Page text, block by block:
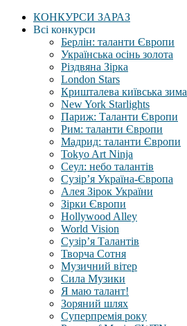
КОНКУРСИ ЗАРАЗ
Всі конкурси
Берлін: таланти Європи
Українська осінь золота
Різдвяна Зірка
London Stars
Кришталева київська зима
New York Starlights
Париж: Таланти Європи
Рим: таланти Європи
Мадрид: таланти Європи
Tokyo Art Ninja
Сеул: небо талантів
Сузір’я Україна-Європа
Алея Зірок України
Зірки Європи
Hollywood Alley
World Vision
Сузір’я Талантів
Творча Сотня
Музичний вітер
Сила Музики
Я маю талант!
Зоряний шлях
Суперпремія року